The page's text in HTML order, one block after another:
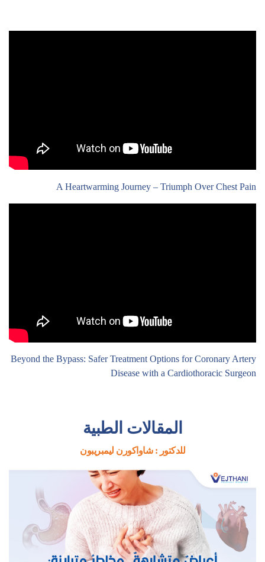
A Heartwarming Journey – Triumph Over Chest Pain
Beyond the Bypass: Safer Treatment Options for Coronary Artery
Disease with a Cardiothoracic Surgeon
المقالات الطبية
للدكتور : شاواكورن ليمبريبون